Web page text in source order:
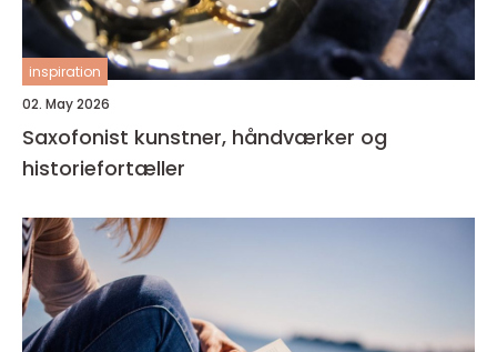
inspiration
02. May 2026
Saxofonist kunstner, håndværker og
historiefortæller